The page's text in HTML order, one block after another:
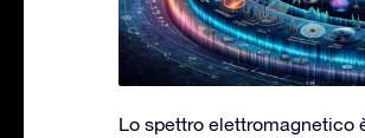
Lo spettro elettromagnetico